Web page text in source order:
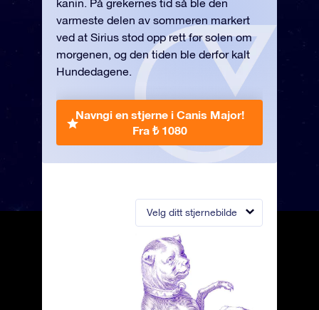
Velg ditt stjernebilde
kanin. På grekernes tid så ble den
varmeste delen av sommeren markert
ved at Sirius stod opp rett før solen om
morgenen, og den tiden ble derfor kalt
Hundedagene.
Navngi en stjerne i Canis Major!
Fra ₺ 1080